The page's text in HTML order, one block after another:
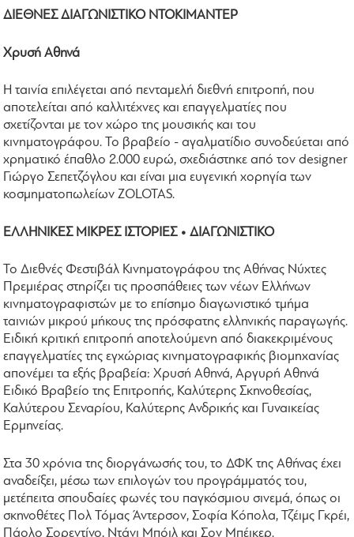
ΔΙΕΘΝΕΣ ΔΙΑΓΩΝΙΣΤΙΚΟ ΝΤΟΚΙΜΑΝΤΕΡ
Χρυσή Αθηνά
Η ταινία επιλέγεται από πενταμελή διεθνή επιτροπή, που
αποτελείται από καλλιτέχνες και επαγγελματίες που
σχετίζονται με τον χώρο της μουσικής και του
κινηματογράφου. Το βραβείο - αγαλματίδιο συνοδεύεται από
χρηματικό έπαθλο 2.000 ευρώ, σχεδιάστηκε από τον designer
Γιώργο Σεπετζόγλου και είναι μια ευγενική χορηγία των
κοσμηματοπωλείων ZOLOTAS.
ΕΛΛΗΝΙΚΕΣ ΜΙΚΡΕΣ ΙΣΤΟΡΙΕΣ • ΔΙΑΓΩΝΙΣΤΙΚΟ
Το Διεθνές Φεστιβάλ Κινηματογράφου της Αθήνας Νύχτες
Πρεμιέρας στηρίζει τις προσπάθειες των νέων Ελλήνων
κινηματογραφιστών με το επίσημο διαγωνιστικό τμήμα
ταινιών μικρού μήκους της πρόσφατης ελληνικής παραγωγής.
Ειδική κριτική επιτροπή αποτελούμενη από διακεκριμένους
επαγγελματίες της εγχώριας κινηματογραφικής βιομηχανίας
απονέμει τα εξής βραβεία: Χρυσή Αθηνά, Αργυρή Αθηνά
Ειδικό Βραβείο της Επιτροπής, Καλύτερης Σκηνοθεσίας,
Καλύτερου Σεναρίου, Καλύτερης Ανδρικής και Γυναικείας
Ερμηνείας.
Στα 30 χρόνια της διοργάνωσής του, το ΔΦΚ της Αθήνας έχει
αναδείξει, μέσω των επιλογών του προγράμματός του,
μετέπειτα σπουδαίες φωνές του παγκόσμιου σινεμά, όπως οι
σκηνοθέτες Πολ Τόμας Άντερσον, Σοφία Κόπολα, Τζέιμς Γκρέι,
Πάολο Σορεντίνο, Ντάνι Μπόιλ και Σον Μπέικερ.